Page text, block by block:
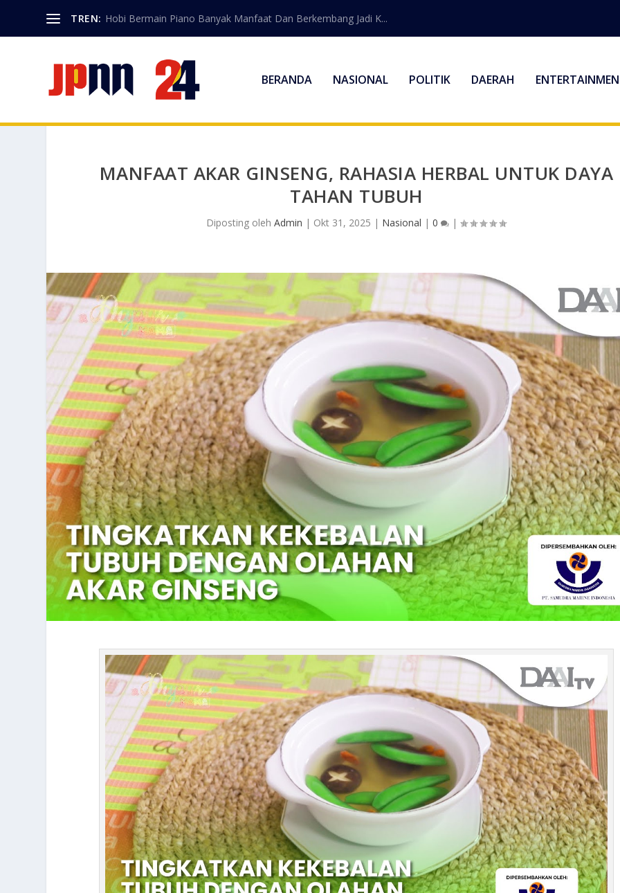
TREN: Hobi Bermain Piano Banyak Manfaat Dan Berkembang Jadi K...
BERANDA NASIONAL POLITIK DAERAH
MANFAAT AKAR GINSENG, RAHASIA HERBAL UNTUK DAYA
TAHAN TUBUH
Diposting olehAdmin | Okt 31, 2025 | Nasional |0 |